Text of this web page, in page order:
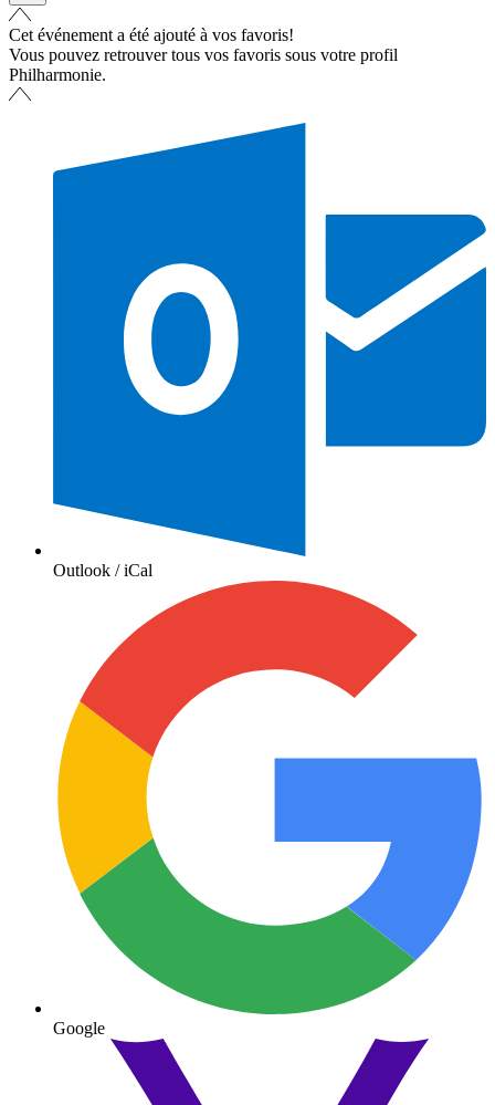
Cet événement a été ajouté à vos favoris!
Vous pouvez retrouver tous vos favoris sous votre profil
Philharmonie.
Outlook / iCal
Google